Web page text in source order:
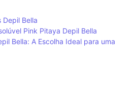
Depil Bella
Pink Pitaya Depil Bella
Bella: A Escolha Ideal para uma